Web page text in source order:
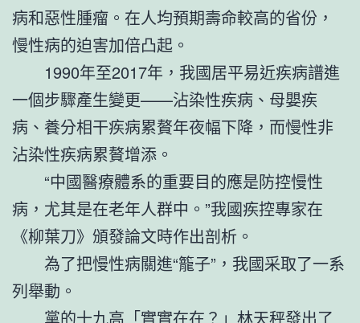
病和惡性腫瘤。在人均預期壽命較高的省份，
慢性病的迫害加倍凸起。
1990年至2017年，我國居平易近疾病譜進
一個步驟產生變更——沾染性疾病、母嬰疾
病、養分相干疾病累贅年夜幅下降，而慢性非
沾染性疾病累贅增添。
“中國醫療體系的重要目的應是防控慢性
病，尤其是在老年人群中。”我國疾控專家在
《柳葉刀》頒發論文時作出剖析。
為了把慢性病關進“籠子”，我國采取了一系
列舉動。
黨的十九高「實實在在？」林天秤發出了